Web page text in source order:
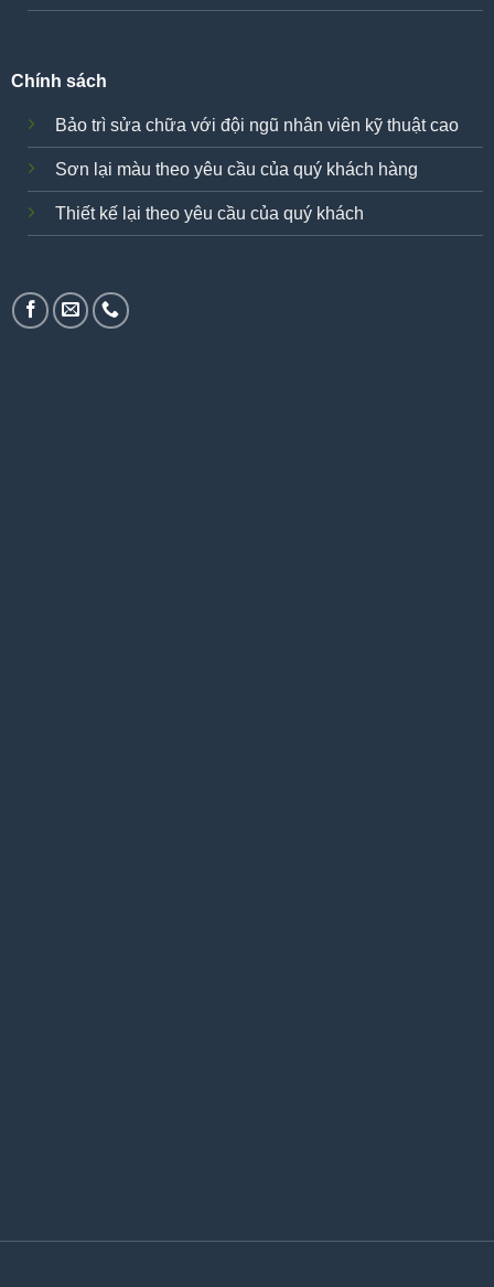
Chính sách
Bảo trì sửa chữa với đội ngũ nhân viên kỹ thuật cao
Sơn lại màu theo yêu cầu của quý khách hàng
Thiết kế lại theo yêu cầu của quý khách